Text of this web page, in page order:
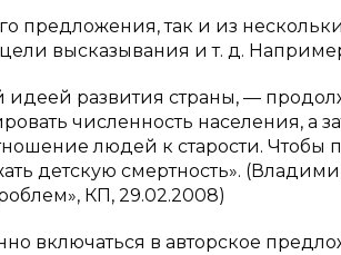
предложения, так и из
высказывания и т. д.
идеей развития страны, —
численность населения, а
людей к старости. Чтобы
детскую смертность».
КП, 29.02.2008)
включаться в авторское